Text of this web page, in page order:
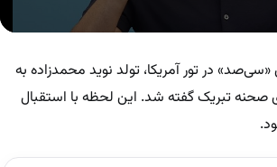
minute,
در تور آمریکا، تولد نوید محمدزاده به
صحنه تبریک گفته شد. این لحظه با استقبال